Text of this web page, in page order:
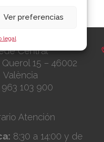
Ver preferencias
legal
Central
15 – 46002
València
963 103 900
Atención
8:30 a 14:00 y de